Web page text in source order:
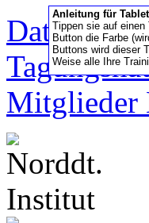
Mitglieder
Anleitung für
Tippen sie auf einen
Button die Farbe
Buttons wird dieser
Weise alle Ihre